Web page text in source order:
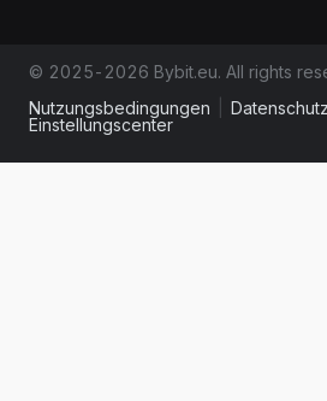
© 2025-2026 Bybit.eu. All rights
Nutzungsbedingungen
Einstellungscenter